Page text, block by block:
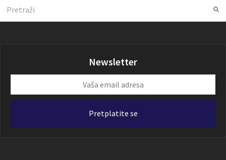
Newsletter
email
Pretplatite se